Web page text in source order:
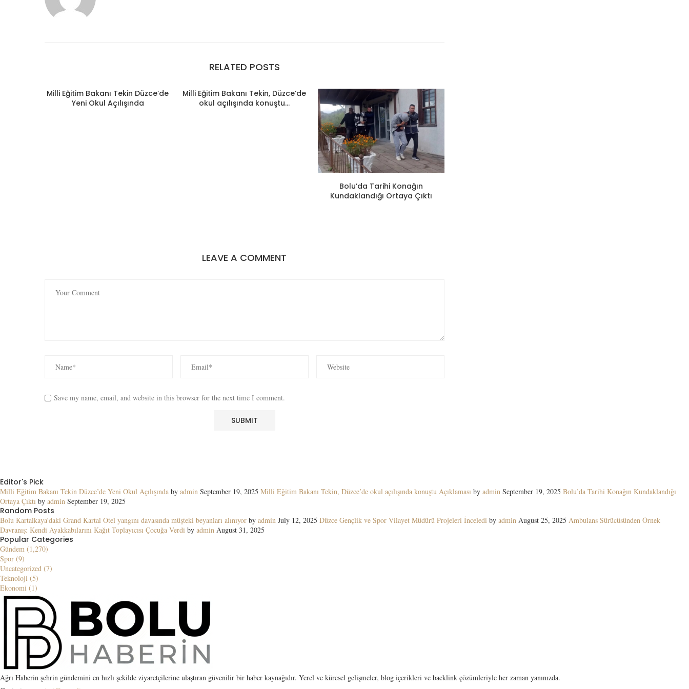
RELATED POSTS
Milli Eğitim Bakanı Tekin Düzce’de
Yeni Okul Açılışında
Milli Eğitim Bakanı Tekin, Düzce’de
okul açılışında konuştu...
Bolu’da Tarihi Konağın
Kundaklandığı Ortaya Çıktı
LEAVE A COMMENT
Save my name, email, and website in this browser for the next time I comment.
Editor's Pick
Milli Eğitim Bakanı Tekin Düzce’de Yeni Okul Açılışında by admin September 19, 2025 Milli Eğitim Bakanı Tekin, Düzce’de okul açılışında konuştu Açıklaması by admin September 19, 2025 Bolu’da Tarihi Konağın Kundaklandığı
Ortaya Çıktı by admin September 19, 2025
Random Posts
Bolu Kartalkaya’daki Grand Kartal Otel yangını davasında müşteki beyanları alınıyor by admin July 12, 2025 Düzce Gençlik ve Spor Vilayet Müdürü Projeleri İnceledi by admin August 25, 2025 Ambulans Sürücüsünden Örnek
Davranış: Kendi Ayakkabılarını Kağıt Toplayıcısı Çocuğa Verdi by admin August 31, 2025
Popular Categories
Gündem (1,270)
Spor (9)
Uncategorized (7)
Teknoloji (5)
Ekonomi (1)
Ağrı Haberin şehrin gündemini en hızlı şekilde ziyaretçilerine ulaştıran güvenilir bir haber kaynağıdır. Yerel ve küresel gelişmeler, blog içerikleri ve backlink çözümleriyle her zaman yanınızda.